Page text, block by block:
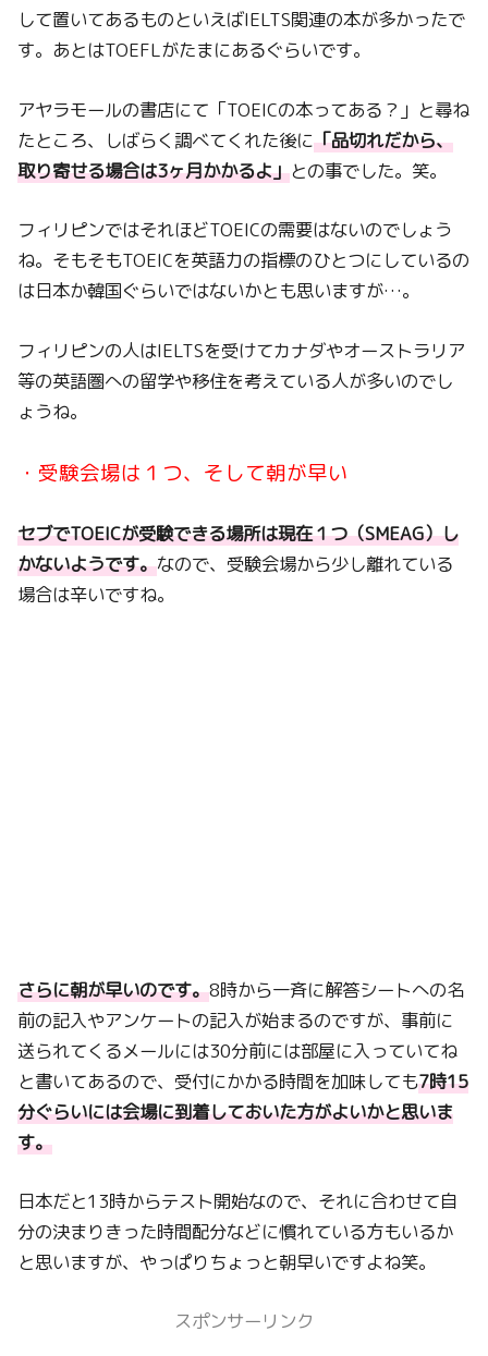
して置いてあるものといえばIELTS関連の本が多かったで
す。あとはTOEFLがたまにあるぐらいです。
アヤラモールの書店にて「TOEICの本ってある？」と尋ね
たところ、しばらく調べてくれた後に「品切れだから、
取り寄せる場合は3ヶ月かかるよ」との事でした。笑。
フィリピンではそれほどTOEICの需要はないのでしょう
ね。そもそもTOEICを英語力の指標のひとつにしているの
は日本か韓国ぐらいではないかとも思いますが…。
フィリピンの人はIELTSを受けてカナダやオーストラリア
等の英語圏への留学や移住を考えている人が多いのでし
ょうね。
・受験会場は１つ、そして朝が早い
セブでTOEICが受験できる場所は現在１つ（SMEAG）し
かないようです。なので、受験会場から少し離れている
場合は辛いですね。
さらに朝が早いのです。8時から一斉に解答シートへの名
前の記入やアンケートの記入が始まるのですが、事前に
送られてくるメールには30分前には部屋に入っていてね
と書いてあるので、受付にかかる時間を加味しても7時15
分ぐらいには会場に到着しておいた方がよいかと思いま
す。
日本だと13時からテスト開始なので、それに合わせて自
分の決まりきった時間配分などに慣れている方もいるか
と思いますが、やっぱりちょっと朝早いですよね笑。
スポンサーリンク